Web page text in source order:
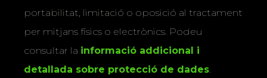
portabilitat, limitació o oposició al tractament
per mitjans físics o electrònics. Podeu
consultar la informació addicional i
detallada sobre protecció de dades